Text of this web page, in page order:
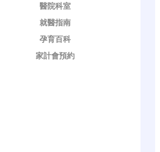
醫院科室
就醫指南
孕育百科
家計會預約